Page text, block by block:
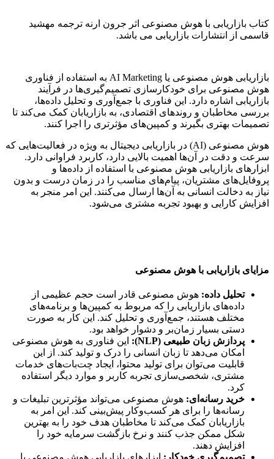
کتاب بازاریابی با هوش مصنوعی اثر جرون ارنه ترجمه مهشید
قاسمی از انتشارات بازاریابی می باشد.
بازاریابی هوش مصنوعی یا AI Marketing به استفاده از فناوری
هوش مصنوعی برای خودکارسازی تصمیم‌گیری‌ها در فرآیند
بازاریابی اشاره دارد. این فناوری با جمع‌آوری و تحلیل داده‌ها،
بررسی مخاطبان و روندهای اقتصادی، به بازاریابان کمک می‌کند تا
تصمیمات بهتری بگیرند و کمپین‌های مؤثرتری را اجرا کنند.
هوش مصنوعی (AI) در بازاریابی دیجیتال به ویژه در فعالیت‌هایی که
سرعت و دقت در آن‌ها اهمیت بالایی دارد، کاربرد فراوانی دارد.
ابزارهای بازاریابی هوش مصنوعی با استفاده از داده‌ها و
پروفایل‌های مشتریان، پیام‌های مناسب را در زمان درست و بدون
نیاز به دخالت انسانی به آن‌ها ارسال می‌کنند. این امر منجر به
افزایش کارایی و بهبود تجربه مشتری می‌شود.
مزایای بازاریابی با هوش مصنوعی
تحلیل داده: هوش مصنوعی قادر است حجم عظیمی از
داده‌های بازاریابی را که مربوط به کمپین‌ها و برنامه‌های
مختلف هستند، جمع‌آوری و تحلیل کند. این کار به صورت
دستی بسیار زمان‌بر و دشوار خواهد بود.
پردازش زبان طبیعی (NLP):
این فناوری به هوش مصنوعی
امکان می‌دهد تا زبان انسانی را درک و تولید کند. از این
قابلیت می‌توان برای تولید محتوا، ایجاد چت‌بات‌های خدمات
مشتری، شخصی‌سازی تجربه کاربر و موارد دیگر استفاده
کرد.
خرید رسانه‌ای: هوش مصنوعی می‌تواند مؤثرترین تبلیغات و
رسانه‌ها را برای هر کسب‌وکار پیش‌بینی کند. این امر به
بازاریابان کمک می‌کند تا مخاطبان هدف خود را به بهترین
شکل ممکن جذب کنند و نرخ بازگشت سرمایه خود را
افزایش دهند.
تصمیم‌گیری خودکار: ابزارهای بازاریابی هوش مصنوعی با